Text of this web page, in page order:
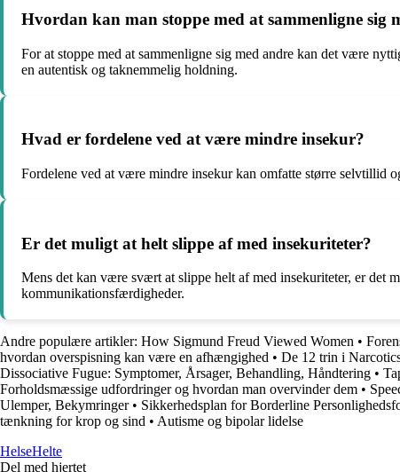
Hvordan kan man stoppe med at sammenligne sig
For at stoppe med at sammenligne sig med andre kan det være
en autentisk og taknemmelig holdning.
Hvad er fordelene ved at være mindre insekur?
Fordelene ved at være mindre insekur kan omfatte større selvtillid
Er det muligt at helt slippe af med insekuriteter?
Mens det kan være svært at slippe helt af med insekuriteter, er det
kommunikationsfærdigheder.
Andre populære artikler: How Sigmund Freud Viewed Women •
hvordan overspisning kan være en afhængighed • De 12 trin i
Dissociative Fugue: Symptomer, Årsager, Behandling, Håndtering •
Forholdsmæssige udfordringer og hvordan man overvinder dem •
Ulemper, Bekymringer• Sikkerhedsplan for Borderline
tænkning for krop og sind • Autisme og bipolar lidelse
HelseHelte
Del med hjertet